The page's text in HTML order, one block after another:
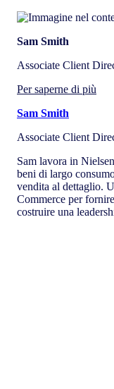
Sam Smith
Associate Client
Per saperne di più
Sam Smith
Associate Client
Sam lavora in
beni di largo
vendita al dettaglio.
Commerce per
costruire una